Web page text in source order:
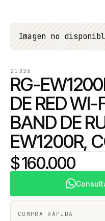
Imagen no
21326
RG-
DE RED
BAND DE
EW1200R,
$ 160.000
COMPRA RÁPIDA